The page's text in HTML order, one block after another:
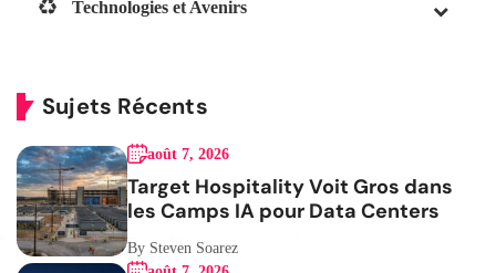
Technologies et Avenirs
Sujets Récents
août 7, 2026
Target Hospitality Voit Gros dans
les Camps IA pour Data Centers
By Steven Soarez